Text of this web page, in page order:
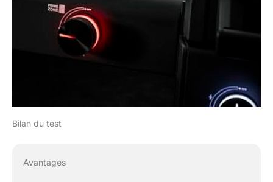
Bilan du test
Avantages